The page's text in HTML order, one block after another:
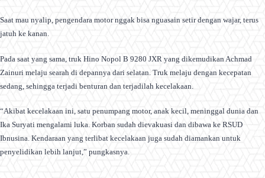
Saat mau nyalip, pengendara motor nggak bisa nguasain setir dengan wajar, terus
jatuh ke kanan.
Pada saat yang sama, truk Hino Nopol B 9280 JXR yang dikemudikan Achmad
Zainuri melaju searah di depannya dari selatan. Truk melaju dengan kecepatan
sedang, sehingga terjadi benturan dan terjadilah kecelakaan.
“Akibat kecelakaan ini, satu penumpang motor, anak kecil, meninggal dunia dan
Ika Suryati mengalami luka. Korban sudah dievakuasi dan dibawa ke RSUD
Ibnusina. Kendaraan yang terlibat kecelakaan juga sudah diamankan untuk
penyelidikan lebih lanjut,” pungkasnya.